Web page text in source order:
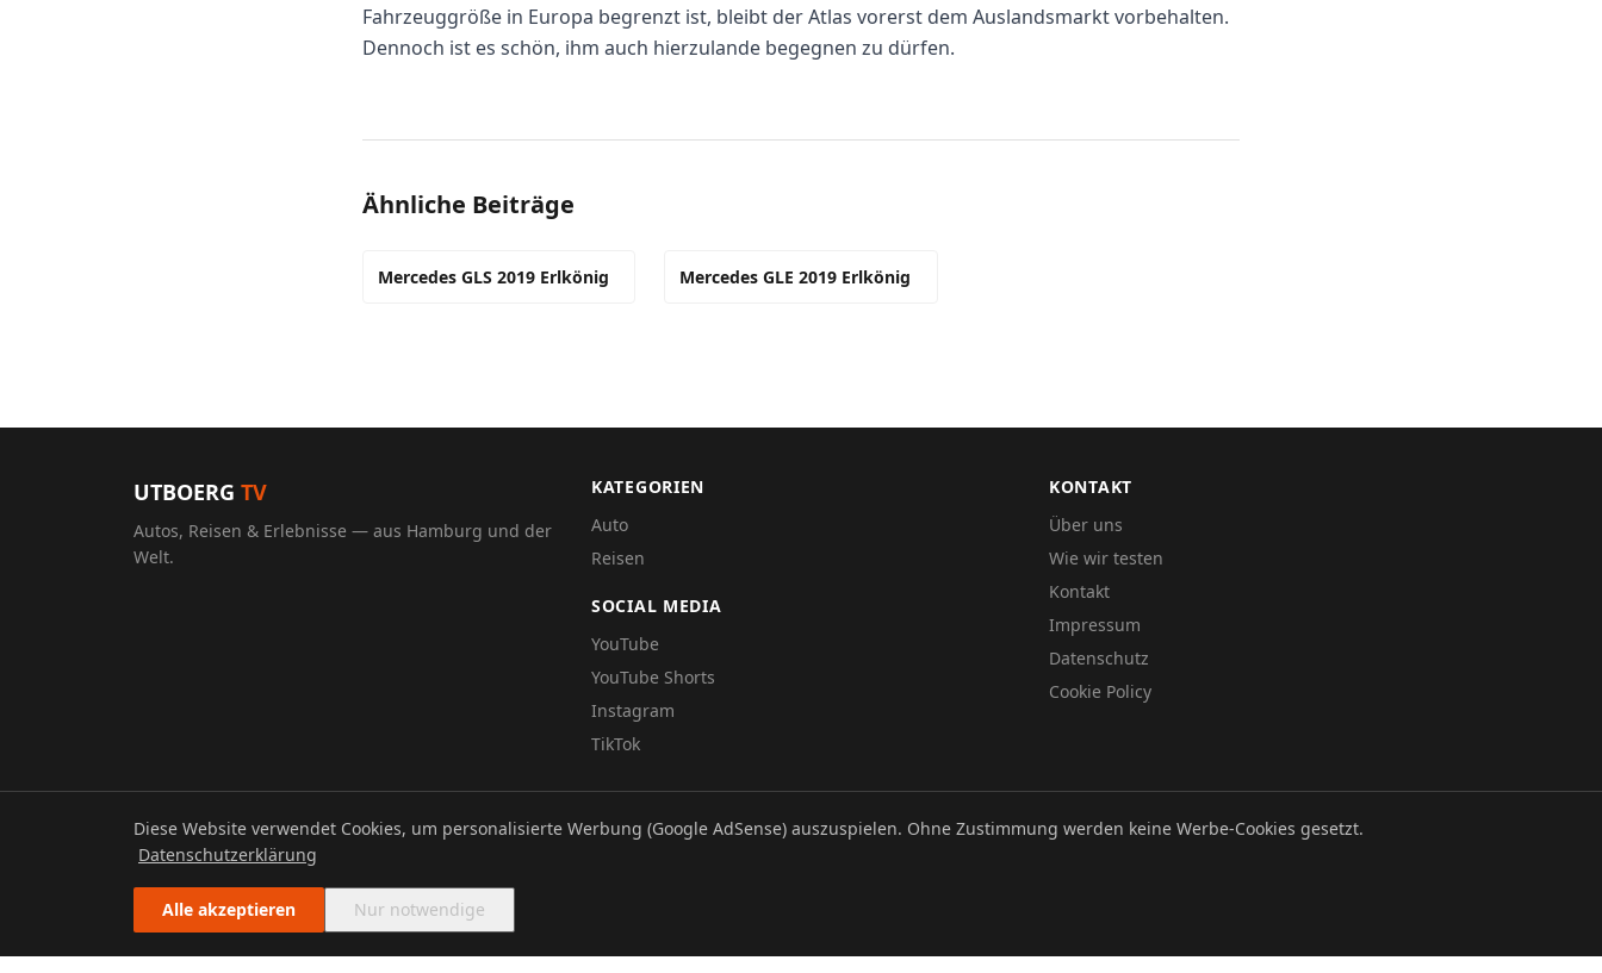
Fahrzeuggröße in Europa begrenzt ist, bleibt der Atlas vorerst dem Auslandsmarkt vorbehalten.
Dennoch ist es schön, ihm auch hierzulande begegnen zu dürfen.
Ähnliche Beiträge
Mercedes GLS 2019 Erlkönig Mercedes GLE 2019 Erlkönig
UTBOERG TV
Autos, Reisen & Erlebnisse — aus Hamburg und der
Welt.
KATEGORIEN
Auto
Reisen
SOCIAL MEDIA
YouTube
YouTube Shorts
Instagram
TikTok
KONTAKT
Über uns
Wie wir testen
Kontakt
Impressum
Datenschutz
Cookie Policy
© 2026 UTBOERG TV DatenschutzImpressum
Diese Website verwendet Cookies, um personalisierte Werbung (Google AdSense) auszuspielen. Ohne Zustimmung werden keine Werbe-Cookies gesetzt.
Datenschutzerklärung
Alle akzeptieren Nur notwendige